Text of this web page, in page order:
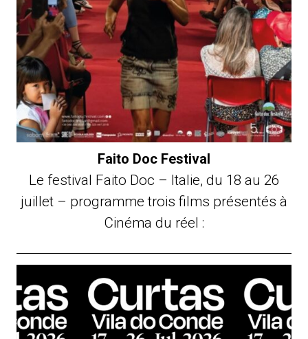
Faito Doc Festival
Le festival Faito Doc – Italie, du 18 au 26
juillet – programme trois films présentés à
Cinéma du réel :